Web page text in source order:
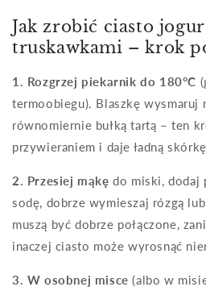
Jak zrobić ciasto
truskawkami – krok
1. Rozgrzej piekarnik do 180°C
termoobiegu). Blaszkę wysmaruj
równomiernie bułką tartą – ten
przywieraniem i daje ładną
2. Przesiej mąkę do miski, dodaj
sodę, dobrze wymieszaj rózgą lub
muszą być dobrze połączone,
inaczej ciasto może wyrosnąć
3. W osobnej misce (albo w